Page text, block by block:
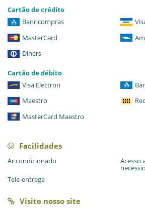
Cartão de crédito
Banricompras
MasterCard
Diners
Cartão de débito
Visa Electron
Maestro
MasterCard Maestro
Facilidades
Ar condicionado Acesso
Tele-entrega
Visite nosso site